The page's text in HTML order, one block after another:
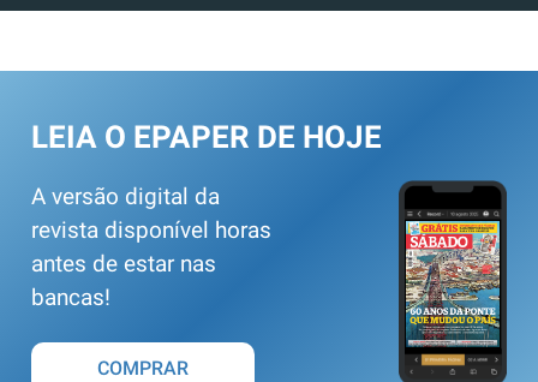
LEIA O EPAPER DE HOJE
A versão digital da
revista disponível horas
antes de estar nas
bancas!
COMPRAR